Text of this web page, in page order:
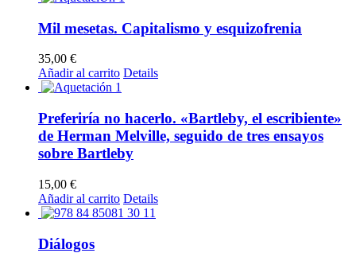
Mil mesetas. Capitalismo y esquizofrenia
35,00 €
Añadir al carrito Details
Preferiría no hacerlo. «Bartleby, el escribiente»
de Herman Melville, seguido de tres ensayos
sobre Bartleby
15,00 €
Añadir al carrito Details
Diálogos